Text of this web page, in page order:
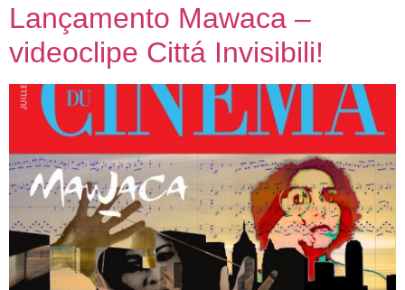
Lançamento Mawaca –
videoclipe Cittá Invisibili!